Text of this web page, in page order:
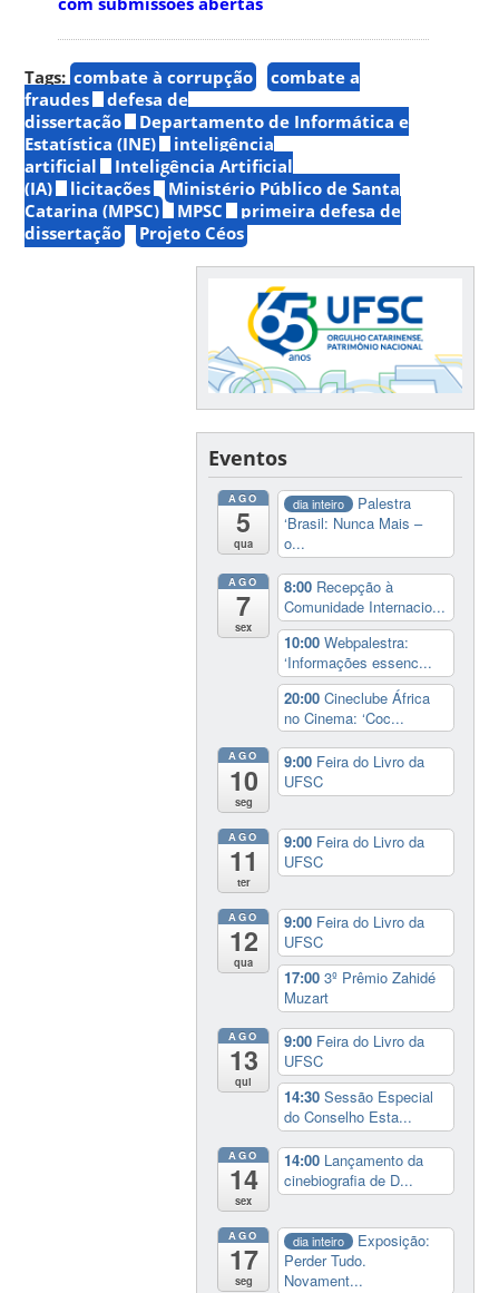
Tags: combate à corrupção
combate a
fraudes
defesa de
dissertação
Departamento de Informática e
Estatística (INE)
inteligência
artificial
Inteligência Artificial
(IA)
licitações
Ministério Público de Santa
Catarina (MPSC)
MPSC
primeira defesa de
dissertação
Projeto Céos
Eventos
AGO
5
qua
dia inteiro
Palestra
‘Brasil: Nunca Mais –
o...
AGO
7
sex
8:00 Recepção à
Comunidade Internacio...
10:00Webpalestra:
‘Informações essenc...
20:00Cineclube África
no Cinema: ‘Coc...
AGO
10
seg
9:00 Feira do Livro da
UFSC
AGO
11
ter
9:00 Feira do Livro da
UFSC
AGO
12
qua
9:00 Feira do Livro da
UFSC
17:003º Prêmio Zahidé
Muzart
AGO
13
qui
9:00 Feira do Livro da
UFSC
14:30Sessão Especial
do Conselho Esta...
AGO
14
sex
14:00 Lançamento da
cinebiografia de D...
AGO
17
seg
dia inteiro
Exposição:
Perder Tudo.
Novament...